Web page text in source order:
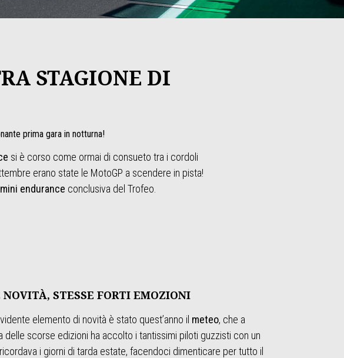
STAGIONE DI
prima gara in notturna!
si è corso come ormai di consueto tra i cordoli
erano state le MotoGP a scendere in pista!
mini endurance conclusiva del Trofeo.
STESSE FORTI EMOZIONI
elemento di novità è stato quest’anno il meteo, che a
delle scorse edizioni ha accolto i tantissimi piloti guzzisti con un
i giorni di tarda estate, facendoci dimenticare per tutto il